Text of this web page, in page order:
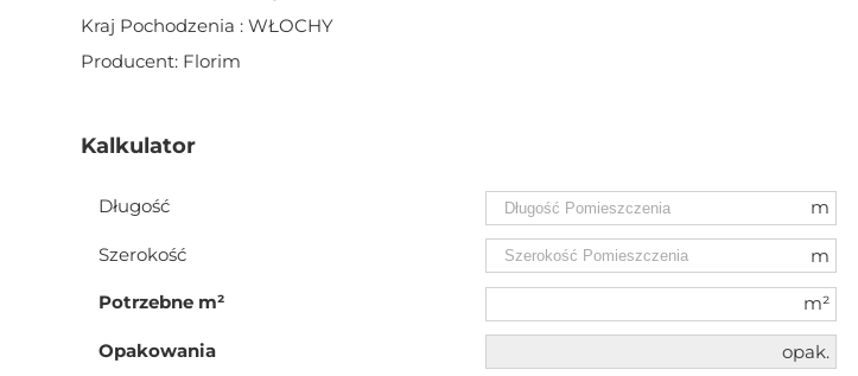
Kraj Pochodzenia : WŁOCHY
Producent: Florim
Kalkulator
Długość m
Szerokość m
Potrzebne m² m²
Opakowania opak.